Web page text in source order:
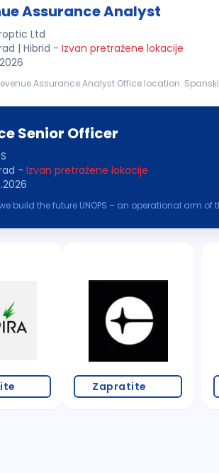
Assurance Analyst
Ltd
| Hibrid - Izvan pretražene lokacije
Assurance Analyst Office location:
Senior Officer
- Izvan pretražene lokacije
build the future UNOPS – an operational arm
Zapratite